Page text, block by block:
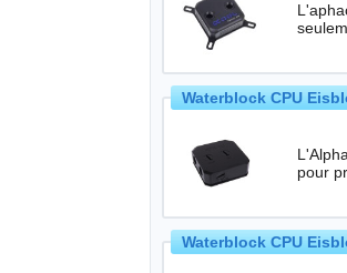
Waterblock CPU
Waterblock CPU